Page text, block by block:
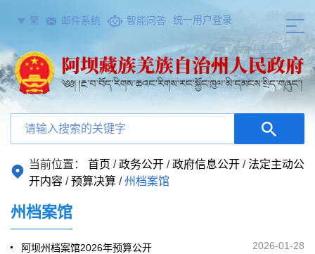
繁 邮件系统 智能问答 统一用户登录
当前位置： 首页 /政务公开 /政府信息公开 /法定主动公
开内容 /预算决算 /州档案馆
州档案馆
阿坝州档案馆2026年预算公开 2026-01-28